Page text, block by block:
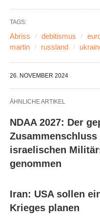
TAGS:
Abriss debitismus
martin
russland
26. NOVEMBER 2024
ÄHNLICHE ARTIKEL
NDAA 2027: Der
Zusammenschluss
israelischen
genommen
Iran: USA sollen
Krieges planen